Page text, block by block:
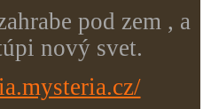
pod zem , a
nový svet.